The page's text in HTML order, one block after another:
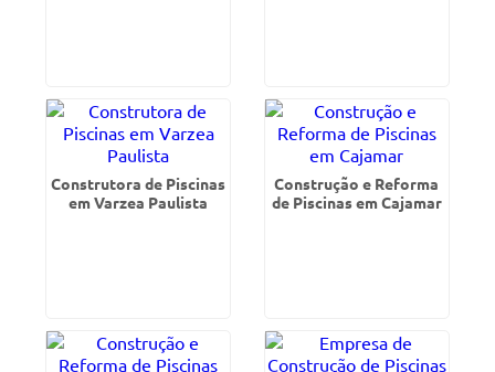
Construtora de Piscinas
em Varzea Paulista
Construção e Reforma
de Piscinas em Cajamar